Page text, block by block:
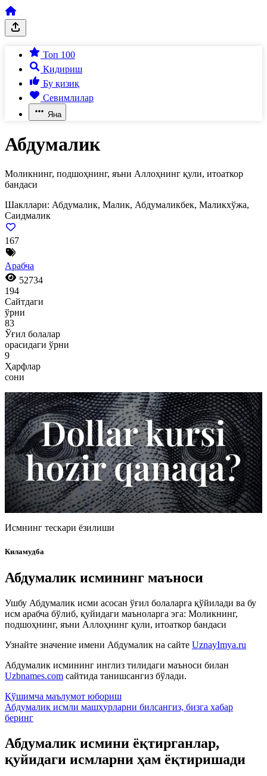
Топ 100
Қидириш
Бу қизиқ
Севимлилар
Яна
Абдумалик
Моликнинг, подшоҳнинг, яъни Аллоҳнинг қули, итоаткор
бандаси
Шакллари: Абдумалик, Малик, Абдумаликбек, Маликхўжа,
Саидмалик
167
Арабча
52734
194
Сайтдаги
ўрни
83
Ўғил болалар
орасидаги ўрни
9
Ҳарфлар
сони
Исмнинг тескари ёзилиши
Киламудба
Абдумалик исмининг маъноси
Ушбу Абдумалик исми асосан ўғил болаларга қўйилади ва бу
исм арабча бўлиб, қуйидаги маъноларга эга: Моликнинг,
подшоҳнинг, яъни Аллоҳнинг қули, итоаткор бандаси
Узнайте значение имени Абдумалик на сайте UznayImya.ru
Абдумалик исмининг инглиз тилидаги маъноси билан
Uzbnames.com сайтида танишсангиз бўлади.
Қўшимча маълумот юбориш
Абдумалик исмли машҳурларни билсангиз, бизга хабар
беринг
Абдумалик исмини ёқтирганлар,
қуйидаги исмларни ҳам ёқтиришади